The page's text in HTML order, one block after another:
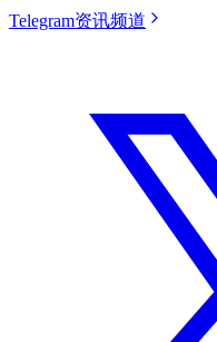
Telegram资讯频道